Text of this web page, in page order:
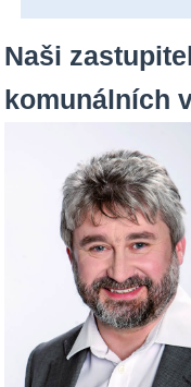
Naši
komunálních